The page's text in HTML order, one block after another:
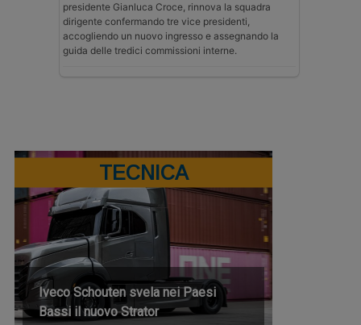
presidente Gianluca Croce, rinnova la squadra
dirigente confermando tre vice presidenti,
accogliendo un nuovo ingresso e assegnando la
guida delle tredici commissioni interne.
TECNICA
Iveco Schouten svela nei Paesi
Bassi il nuovo Strator